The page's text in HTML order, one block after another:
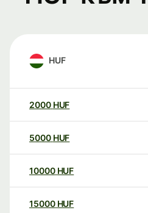
HUF
2000 HUF
5000 HUF
10000 HUF
15000 HUF